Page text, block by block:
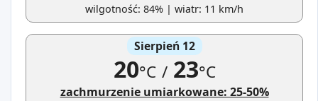
wilgotność: 84% | wiatr: 11 km/h
Sierpień 12
20°C /23°C
zachmurzenie umiarkowane: 25-50%